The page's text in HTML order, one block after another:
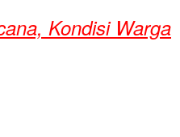
Kondisi Warga